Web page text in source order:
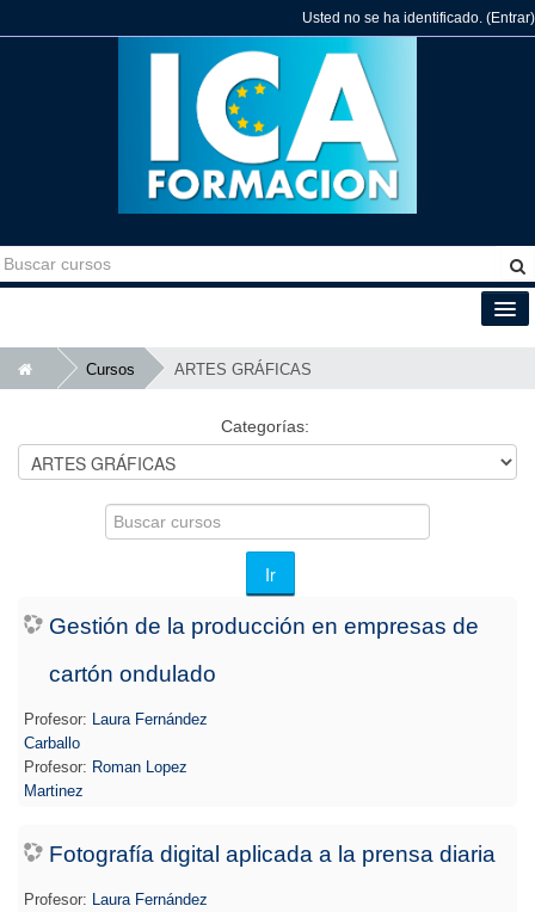
Usted no se ha identificado. (Entrar)
Español - Internacional (es)
Cursos ARTES GRÁFICAS
Categorías:
Buscar
cursos
Ir
Gestión de la producción en empresas de
cartón ondulado
Profesor:
Laura Fernández
Carballo
Profesor: Roman Lopez
Martinez
Fotografía digital aplicada a la prensa diaria
Profesor:
Laura Fernández